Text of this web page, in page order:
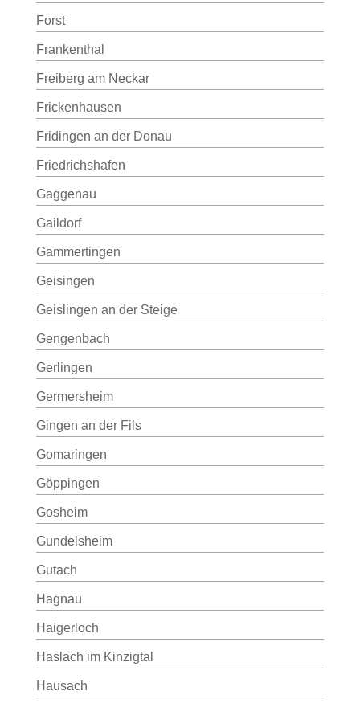
Forst
Frankenthal
Freiberg am Neckar
Frickenhausen
Fridingen an der Donau
Friedrichshafen
Gaggenau
Gaildorf
Gammertingen
Geisingen
Geislingen an der Steige
Gengenbach
Gerlingen
Germersheim
Gingen an der Fils
Gomaringen
Göppingen
Gosheim
Gundelsheim
Gutach
Hagnau
Haigerloch
Haslach im Kinzigtal
Hausach